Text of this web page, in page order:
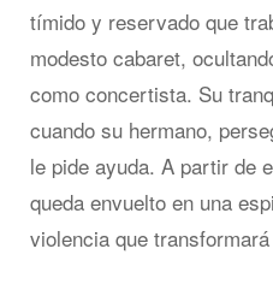
tímido y reservado que
modesto cabaret,
como concertista. Su
cuando su hermano,
le pide ayuda. A partir de
queda envuelto en una
violencia que